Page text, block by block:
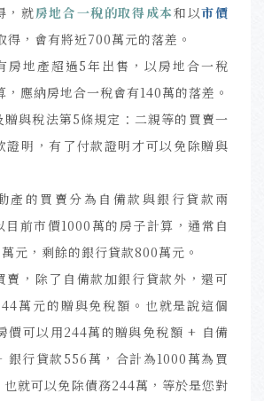
，就房地合一稅的取得成本和以市價
得，會有將近700萬元的落差。
房地產超過5年出售，以房地合一稅
，應納房地合一稅會有140萬的落差。
贈與稅法第5條規定：二親等的買賣一
證明，有了付款證明才可以免除贈與
產的買賣分為自備款與銀行貸款兩
目前市價1000萬的房子計算，通常自
元，剩餘的銀行貸款800萬元。
賣，除了自備款加銀行貸款外，還可
萬元的贈與免稅額。也就是說這個
價可以用244萬的贈與免稅額 + 自備
銀行貸款556萬，合計為1000萬為買
也就可以免除債務244萬，等於是您對